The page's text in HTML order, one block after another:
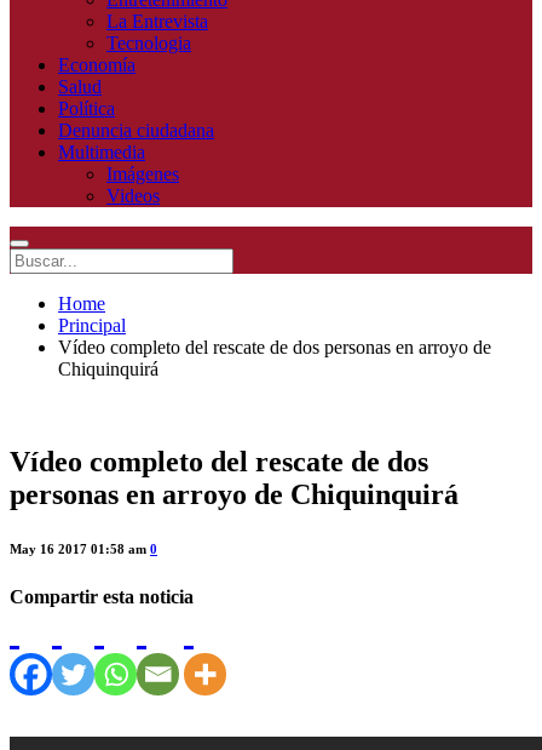
La Entrevista
Tecnologia
Economía
Salud
Política
Denuncia ciudadana
Multimedia
Imágenes
Videos
Home
Principal
Vídeo completo del rescate de dos personas en arroyo de
Chiquinquirá
Vídeo completo del rescate de dos
personas en arroyo de Chiquinquirá
May 16 2017 01:58 am 0
Compartir esta noticia